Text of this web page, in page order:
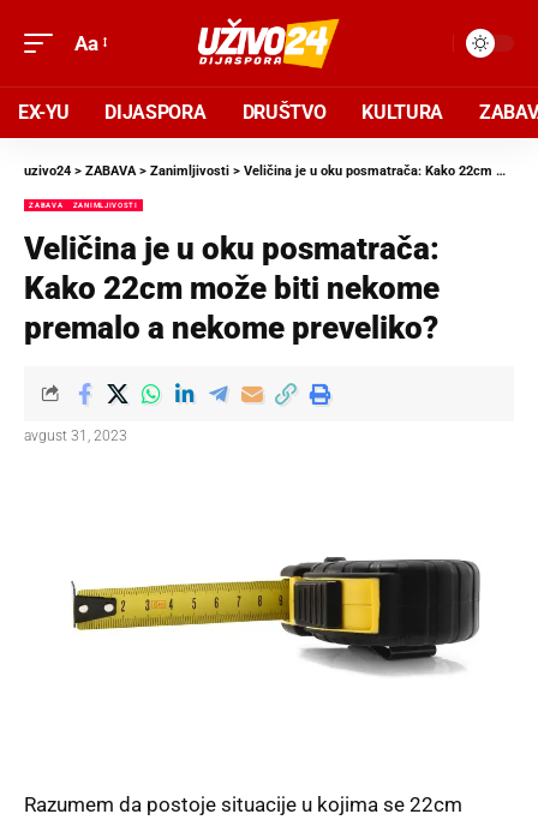
Aa
EX-YU DIJASPORA DRUŠTVO KULTURA
uzivo24 > ZABAVA> Zanimljivosti > Veličina je u oku posmatrača: Kako 22cm može biti nekome premalo a nekome preveliko?
ZABAVA ZANIMLJIVOSTI
Veličina je u oku posmatrača:
Kako 22cm može biti nekome
premalo a nekome preveliko?
avgust 31, 2023
Razumem da postoje situacije u kojima se 22cm